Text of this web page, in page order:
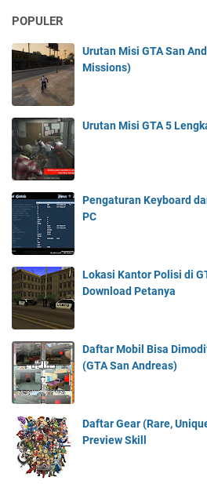
POPULER
Urutan Misi GTA San
Missions)
Urutan Misi GTA 5
Pengaturan Keyboard
PC
Lokasi Kantor Polisi di
Download Petanya
Daftar Mobil Bisa
(GTA San Andreas)
Daftar Gear (Rare,
Preview Skill